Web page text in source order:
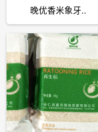
晚优香米象牙..